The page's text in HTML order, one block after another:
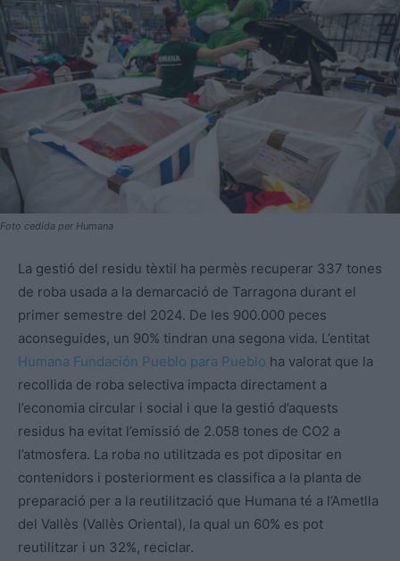
Foto cedida per Humana
La gestió del residu tèxtil ha permès recuperar 337 tones
de roba usada a la demarcació de Tarragona durant el
primer semestre del 2024. De les 900.000 peces
aconseguides, un 90% tindran una segona vida. L’entitat
Humana Fundación Pueblo para Pueblo ha valorat que la
recollida de roba selectiva impacta directament a
l’economia circular i social i que la gestió d’aquests
residus ha evitat l’emissió de 2.058 tones de CO2 a
l’atmosfera. La roba no utilitzada es pot dipositar en
contenidors i posteriorment es classifica a la planta de
preparació per a la reutilització que Humana té a l’Ametlla
del Vallès (Vallès Oriental), la qual un 60% es pot
reutilitzar i un 32%, reciclar.